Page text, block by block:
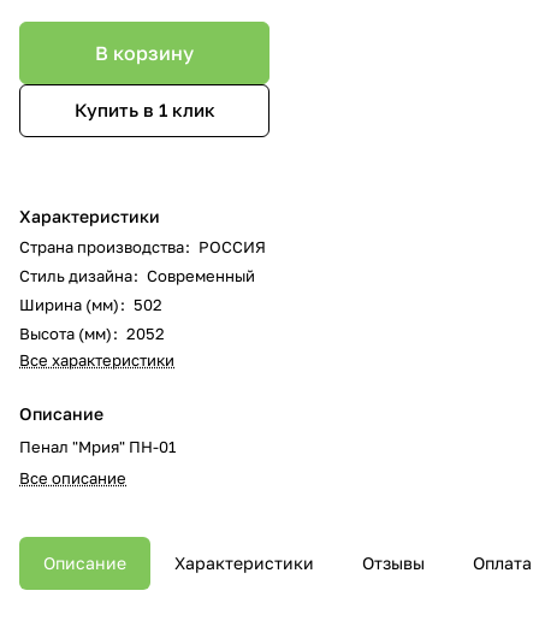
В корзину
Купить в 1 клик
Характеристики
Страна производства: РОССИЯ
Стиль дизайна: Современный
Ширина (мм): 502
Высота (мм): 2052
Все характеристики
Описание
Пенал "Мрия" ПН-01
Все описание
Описание Характеристики Отзывы Оплата